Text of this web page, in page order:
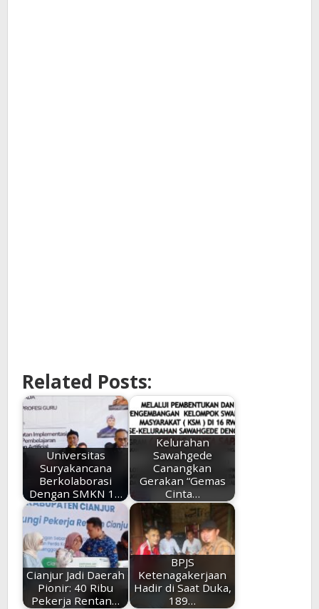
Related Posts:
Universitas
Suryakancana
Berkolaborasi
Dengan SMKN 1…
Kelurahan
Sawahgede
Canangkan
Gerakan “Gemas
Cinta…
Cianjur Jadi Daerah
Pionir: 40 Ribu
Pekerja Rentan…
BPJS
Ketenagakerjaan
Hadir di Saat Duka,
189…